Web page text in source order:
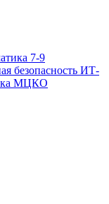
7-9
безопасность ИТ-
МЦКО